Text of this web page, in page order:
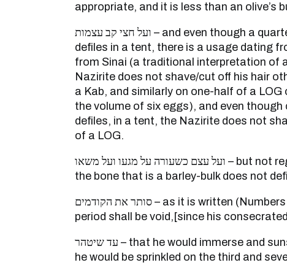
appropriate, and it is less than an olive’s
ועל חצי קב עצמות – and even though a quarter of a Kab of bones
defiles in a tent, there is a usage dating
from Sinai (a traditional interpretation of
Nazirite does not shave/cut off his hair
a Kab, and similarly on one-half of a LOG
the volume of six eggs), and even
defiles, in a tent, the Nazirite does not
of a LOG.
ועל עצם כשעורה על מגעו ועל משאו – but not regarding his tent, for
the bone that is a barley-bulk does not
סותר את הקודמים – as it is written (Numbers 6:12): “The previous
period shall be void,[since his
עד שיטהר – that he would immerse and sunset would pass after
he would be sprinkled on the third and